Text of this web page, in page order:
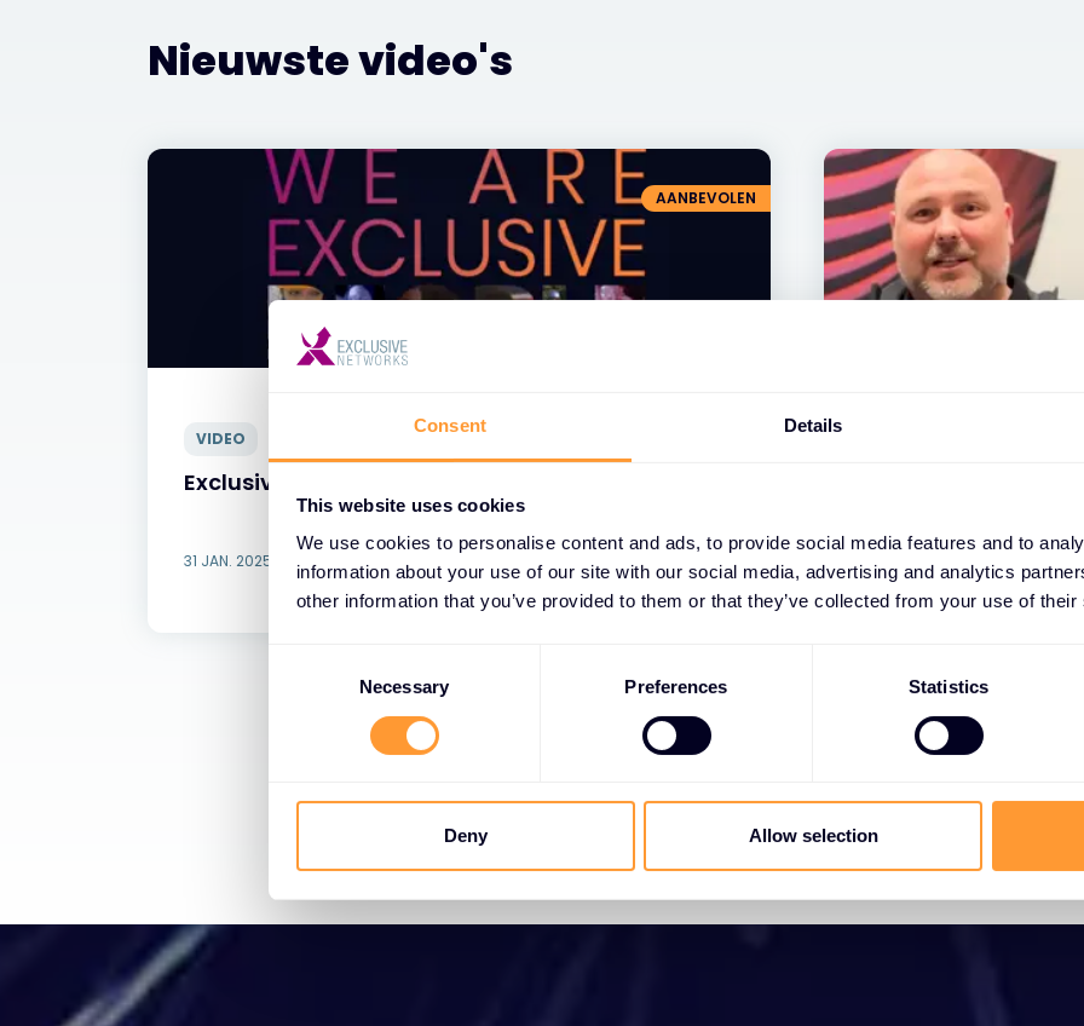
Consent Details
This website uses cookies
We use cookies to personalise content and ads, to provide social media features and to
information about your use of our site with our social media, advertising and analytics
other information that you’ve provided to them or that they’ve collected from your use of
e
Necessary Preferences Statistics
Deny Allow selection
Nieuwste video's
AANBEVOLEN
VIDEO
Exclusive Networks - Onze mensen
31 JAN. 2025
Omschrijf onze
10 JUL. 2024